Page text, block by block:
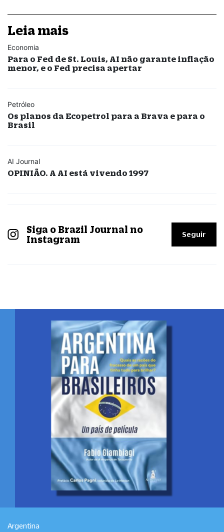
Leia mais
Economia
Para o Fed de St. Louis, AI não garante inflação
menor, e o Fed precisa apertar
Petróleo
Os planos da Ecopetrol para a Brava e para o
Brasil
AI Journal
OPINIÃO. A AI está vivendo 1997
Siga o Brazil Journal no
Instagram
Seguir
Argentina